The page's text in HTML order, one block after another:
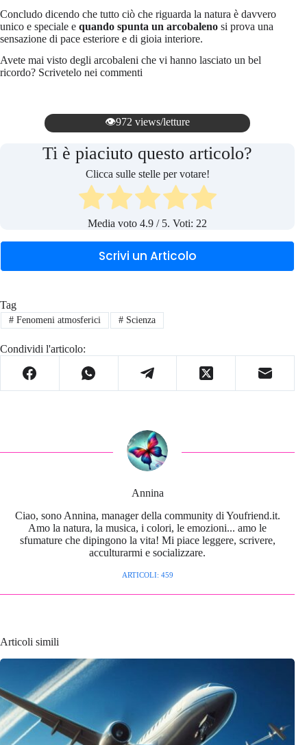
Concludo dicendo che tutto ciò che riguarda la natura è davvero
unico e speciale e quando spunta un arcobaleno si prova una
sensazione di pace esteriore e di gioia interiore.
Avete mai visto degli arcobaleni che vi hanno lasciato un bel
ricordo? Scrivetelo nei commenti
👁️972 views/letture
Ti è piaciuto questo articolo?
Clicca sulle stelle per votare!
Media voto4.9 / 5. Voti: 22
Scrivi un Articolo
Tag
#Fenomeni atmosferici #Scienza
Condividi l'articolo:
Annina
Ciao, sono Annina, manager della community di Youfriend.it.
Amo la natura, la musica, i colori, le emozioni... amo le
sfumature che dipingono la vita! Mi piace leggere, scrivere,
acculturarmi e socializzare.
ARTICOLI: 459
Articoli simili